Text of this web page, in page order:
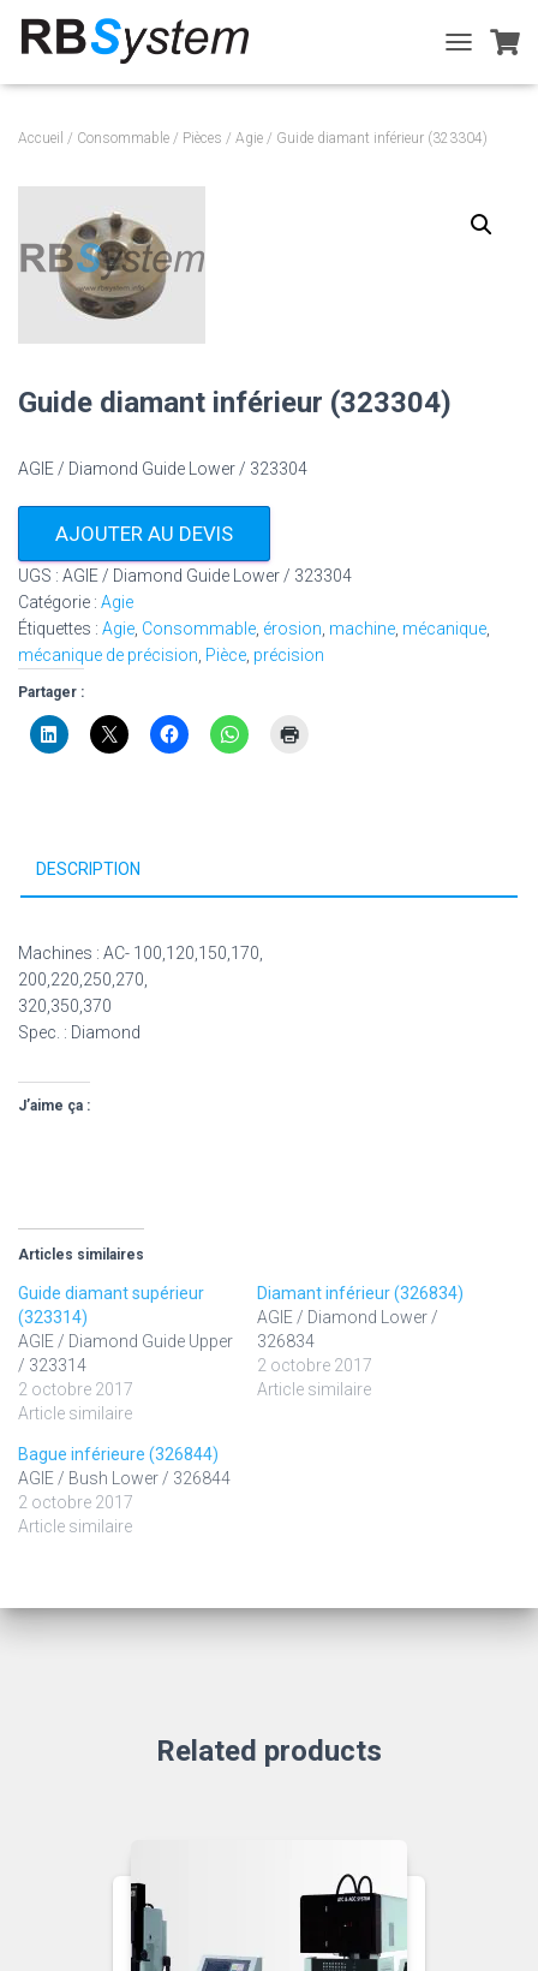
O
G
Accueil / Consommable / Pièces / Agie / Guide diamant inférieur (323304)
Guide diamant inférieur (323304)
AGIE / Diamond Guide Lower / 323304
AJOUTER AU DEVIS
UGS : AGIE / Diamond Guide Lower / 323304
Catégorie : Agie
Étiquettes : Agie Consommable érosion machine mécanique
mécanique de précision Pièce précision
Partager :
DESCRIPTION
Machines : AC- 100,120,150,170,
200,220,250,270,
320,350,370
Spec. : Diamond
J’aime ça :
Articles similaires
Guide diamant supérieur
(323314)
AGIE / Diamond Guide Upper
/ 323314
2 octobre 2017
Article similaire
Diamant inférieur (326834)
AGIE / Diamond Lower /
326834
2 octobre 2017
Article similaire
Bague inférieure (326844)
AGIE / Bush Lower / 326844
2 octobre 2017
Article similaire
Related products